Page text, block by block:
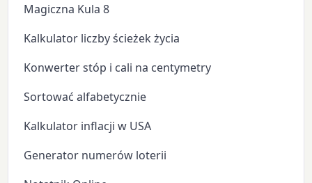
Magiczna Kula 8
Kalkulator liczby ścieżek życia
Konwerter stóp i cali na centymetry
Sortować alfabetycznie
Kalkulator inflacji w USA
Generator numerów loterii